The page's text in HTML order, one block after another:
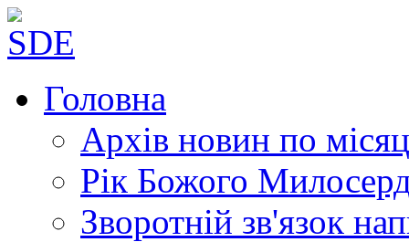
Головна
Архів новин по
Рік Божого
Зворотній зв'язок